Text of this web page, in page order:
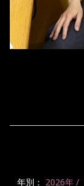
年別： 2026年